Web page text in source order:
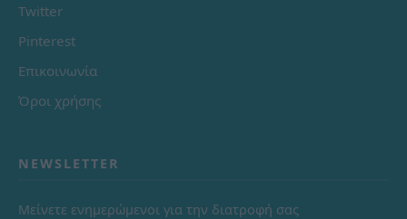
Twitter
Pinterest
Επικοινωνία
Όροι χρήσης
NEWSLETTER
Μείνετε ενημερώμενοι για την διατροφή σας